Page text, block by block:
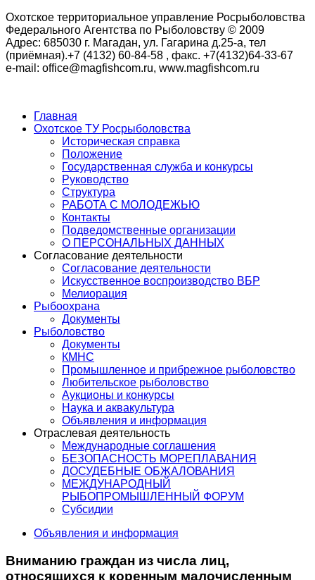
Охотское территориальное управление Росрыболовства
Федерального Агентства по Рыболовству © 2009
Адрес: 685030 г. Магадан, ул. Гагарина д.25-а, тел
(приёмная).+7 (4132) 60-84-58 , факс. +7(4132)64-33-67
e-mail: office@magfishcom.ru, www.magfishcom.ru
Главная
Охотское ТУ Росрыболовства
Историческая справка
Положение
Государственная служба и конкурсы
Руководство
Структура
РАБОТА С МОЛОДЕЖЬЮ
Контакты
Подведомственные организации
О ПЕРСОНАЛЬНЫХ ДАННЫХ
Согласование деятельности
Согласование деятельности
Искусственное воспроизводство ВБР
Мелиорация
Рыбоохрана
Документы
Рыболовство
Документы
КМНС
Промышленное и прибрежное рыболовство
Любительское рыболовство
Аукционы и конкурсы
Наука и аквакультура
Объявления и информация
Отраслевая деятельность
Международные соглашения
БЕЗОПАСНОСТЬ МОРЕПЛАВАНИЯ
ДОСУДЕБНЫЕ ОБЖАЛОВАНИЯ
МЕЖДУНАРОДНЫЙ
РЫБОПРОМЫШЛЕННЫЙ ФОРУМ
Субсидии
Объявления и информация
Вниманию граждан из числа лиц,
относящихся к коренным малочисленным